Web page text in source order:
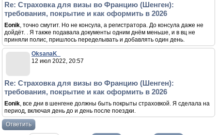
Re: Страховка для визы во Францию (Шенген):
требования, покрытие и как оформить в 2026
Eonik, точно смутит. Но не консула, а регистратора. До консула даже не
дойдёт. . Я также подавала документы одним днём меньше, и в вц не
приняли полис, пришлось переделывать и добавлять один день.
OksanaK_
12 июл 2022, 20:57
Re: Страховка для визы во Францию (Шенген):
требования, покрытие и как оформить в 2026
Eonik, все дни в шенгене должны быть покрыты страховкой. Я сделала на
период, включая день до и день после поездки.
Ответить